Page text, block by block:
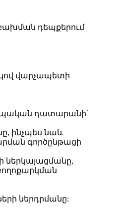
դեպքերում
վարչապետի
դատարանի՝
ինչպես նաև
գործընթացի
ներկայացմանը,
ներդրմանը: